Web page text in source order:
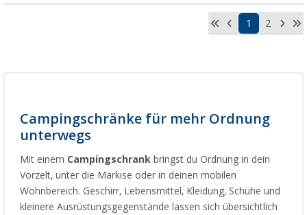
1 2
Campingschränke für mehr Ordnung
unterwegs
Mit einem Campingschrank bringst du Ordnung in dein
Vorzelt, unter die Markise oder in deinen mobilen
Wohnbereich. Geschirr, Lebensmittel, Kleidung, Schuhe und
kleinere Ausrüstungsgegenstände lassen sich übersichtlich